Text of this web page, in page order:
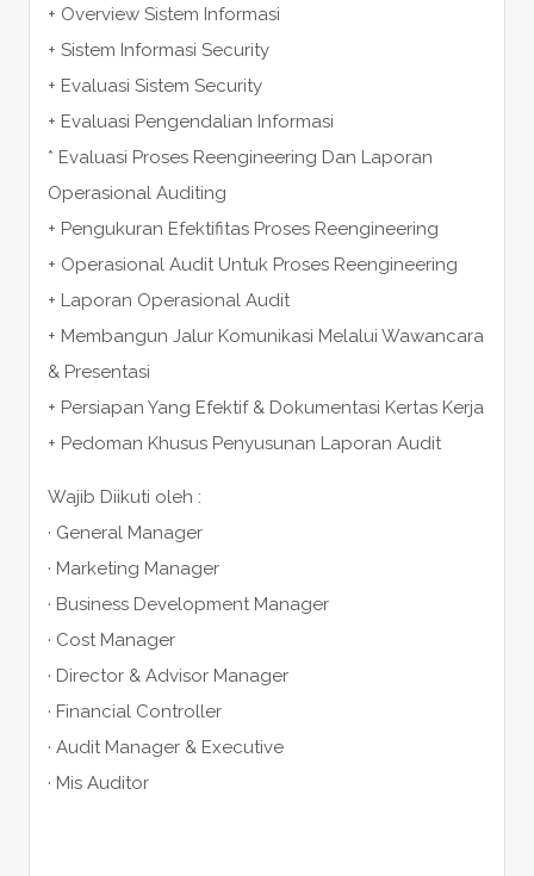
+ Overview Sistem Informasi
+ Sistem Informasi Security
+ Evaluasi Sistem Security
+ Evaluasi Pengendalian Informasi
* Evaluasi Proses Reengineering Dan Laporan
Operasional Auditing
+ Pengukuran Efektifitas Proses Reengineering
+ Operasional Audit Untuk Proses Reengineering
+ Laporan Operasional Audit
+ Membangun Jalur Komunikasi Melalui Wawancara
& Presentasi
+ Persiapan Yang Efektif & Dokumentasi Kertas Kerja
+ Pedoman Khusus Penyusunan Laporan Audit
Wajib Diikuti oleh :
· General Manager
· Marketing Manager
· Business Development Manager
· Cost Manager
· Director & Advisor Manager
· Financial Controller
· Audit Manager & Executive
· Mis Auditor